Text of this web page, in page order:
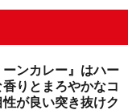
ンカレー』はハー
りとまろやかなコ
が良い突き抜けク